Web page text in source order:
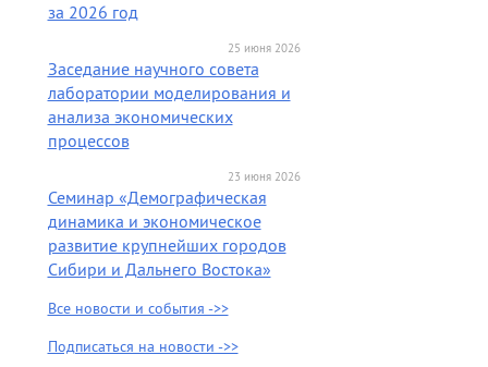
за 2026 год
25 июня 2026
Заседание научного совета
лаборатории моделирования и
анализа экономических
процессов
23 июня 2026
Семинар «Демографическая
динамика и экономическое
развитие крупнейших городов
Сибири и Дальнего Востока»
Все новости и события ->>
Подписаться на новости ->>